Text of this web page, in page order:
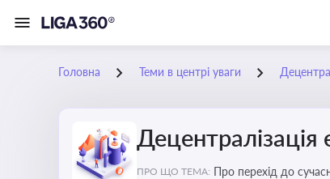
Головна Теми в центрі уваги
Децентралізація
ПРО ЩО ТЕМА: Про перехід до